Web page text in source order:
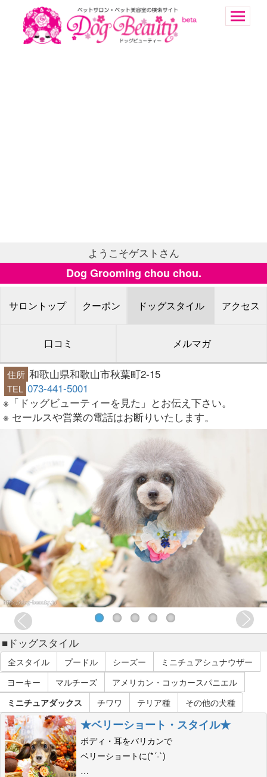
ようこそゲストさん
Dog Grooming chou chou.
サロントップ クーポン ドッグスタイル アクセス
口コミ メルマガ
住所 和歌山県和歌山市秋葉町2-15
TEL 073-441-5001
※「ドッグビューティーを見た」とお伝え下さい。
※ セールスや営業の電話はお断りいたします。
■ドッグスタイル
全スタイル プードル シーズー
ミニチュアシュナウザー
ヨーキー
マルチーズ
アメリカン・コッカースパニエル
ミニチュアダックス
チワワ テリア種 その他の犬種
★ベリーショート・スタイル★
ボディ・耳をバリカンで
ベリーショートに(*´-`)
…